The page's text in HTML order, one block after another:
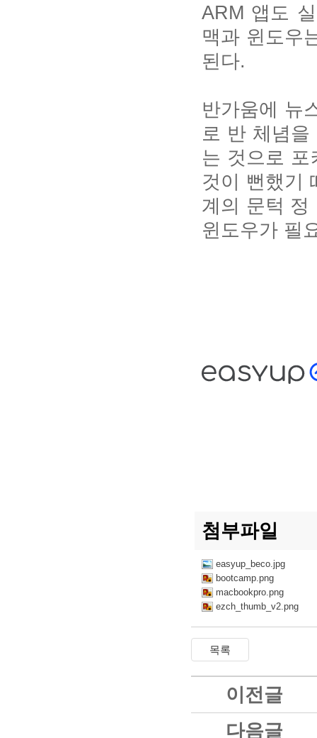
ARM 앱도
맥과 윈도우
된다.
반가움에 뉴
로 반 체념
는 것으로 포
것이 뻔했기
계의 문턱 정
윈도우가 필
첨부파일
easyup_beco.jpg
bootcamp.png
macbookpro.png
ezch_thumb_v2.png
이전글
다음글